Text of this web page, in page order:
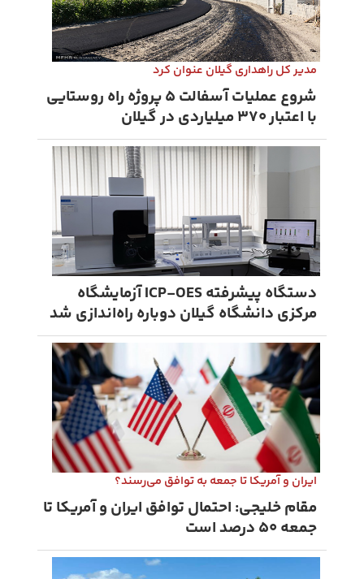
مدیر کل راهداری گیلان عنوان کرد
شروع عملیات آسفالت ۵ پروژه راه ‌روستایی
با اعتبار ۳۷۰ میلیاردی در گیلان
دستگاه پیشرفته ICP-OES آزمایشگاه
مرکزی دانشگاه گیلان دوباره راه‌اندازی شد
ایران و آمریکا تا جمعه به توافق می‌رسند؟
مقام خلیجی: احتمال توافق ایران و آمریکا تا
جمعه ۵۰ درصد است